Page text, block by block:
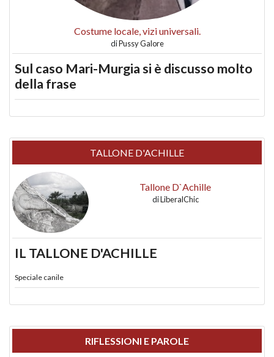
Costume locale, vizi universali.
diPussy Galore
Sul caso Mari-Murgia si è discusso molto
della frase
TALLONE D'ACHILLE
Tallone D`Achille
diLiberalChic
IL TALLONE D'ACHILLE
Speciale canile
RIFLESSIONI E PAROLE